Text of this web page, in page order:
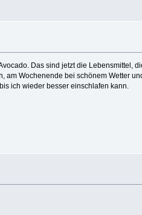
Das sind jetzt die Lebensmittel,
am Wochenende bei schönem Wetter
ich wieder besser einschlafen kann.